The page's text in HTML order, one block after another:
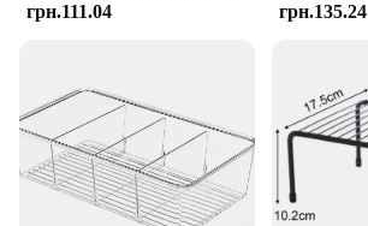
грн.111.04 грн.135.24